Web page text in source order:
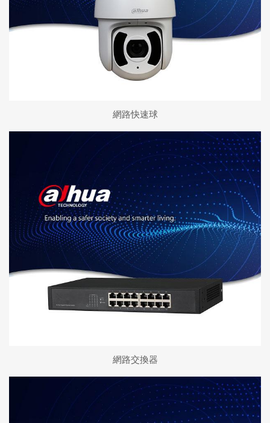
網路快速球
網路交換器